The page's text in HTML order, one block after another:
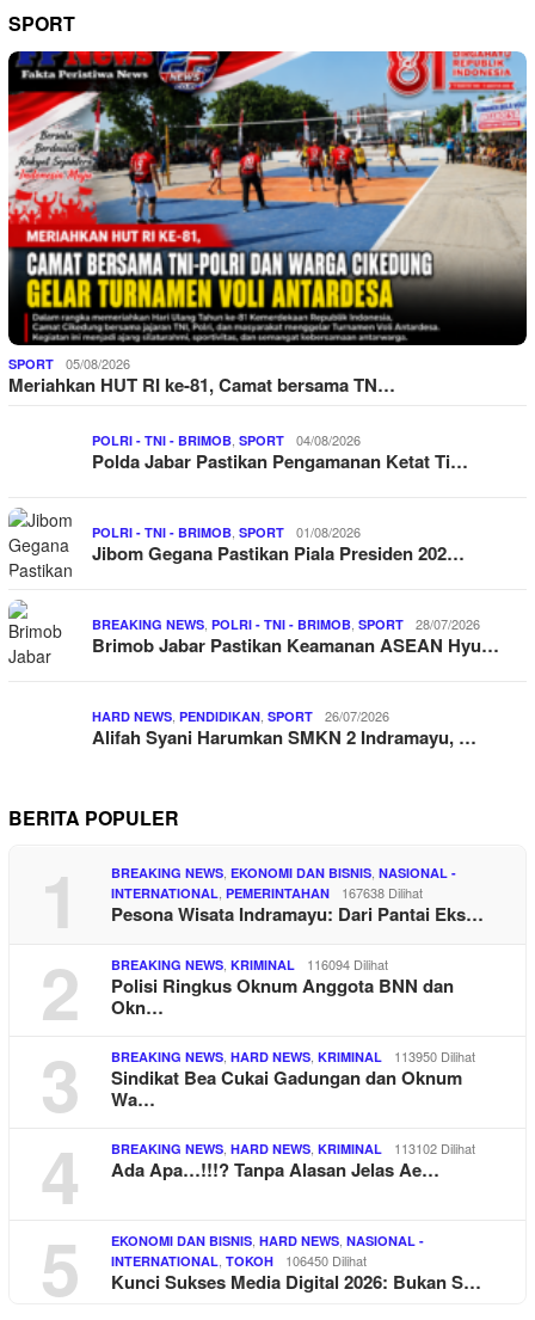
SPORT
SPORT 05/08/2026
Meriahkan HUT RI ke-81, Camat bersama TN…
POLRI - TNI - BRIMOB, SPORT 04/08/2026
Polda Jabar Pastikan Pengamanan Ketat Ti…
POLRI - TNI - BRIMOB, SPORT 01/08/2026
Jibom Gegana Pastikan Piala Presiden 202…
BREAKING NEWS, POLRI - TNI - BRIMOB, SPORT 28/07/2026
Brimob Jabar Pastikan Keamanan ASEAN Hyu…
HARD NEWS, PENDIDIKAN, SPORT 26/07/2026
Alifah Syani Harumkan SMKN 2 Indramayu, …
BERITA POPULER
1 BREAKING NEWS, EKONOMI DAN BISNIS, NASIONAL -
INTERNATIONAL, PEMERINTAHAN 167638 Dilihat
Pesona Wisata Indramayu: Dari Pantai Eks…
2 BREAKING NEWS, KRIMINAL 116094 Dilihat
Polisi Ringkus Oknum Anggota BNN dan
Okn…
3 BREAKING NEWS, HARD NEWS, KRIMINAL 113950 Dilihat
Sindikat Bea Cukai Gadungan dan Oknum
Wa…
4 BREAKING NEWS, HARD NEWS, KRIMINAL 113102 Dilihat
Ada Apa…!!!? Tanpa Alasan Jelas Ae…
5 EKONOMI DAN BISNIS, HARD NEWS, NASIONAL -
INTERNATIONAL, TOKOH 106450 Dilihat
Kunci Sukses Media Digital 2026: Bukan S…